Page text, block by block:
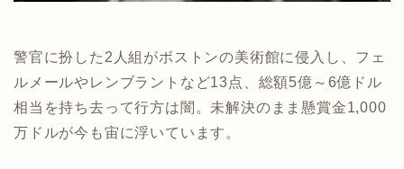
警官に扮した2人組がボストンの美術館に侵入し、フェ
ルメールやレンブラントなど13点、総額5億～6億ドル
相当を持ち去って行方は闇。未解決のまま懸賞金1,000
万ドルが今も宙に浮いています。